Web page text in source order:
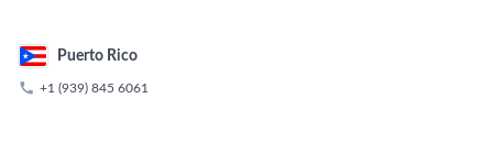
Puerto Rico
 +1 (939) 845 6061